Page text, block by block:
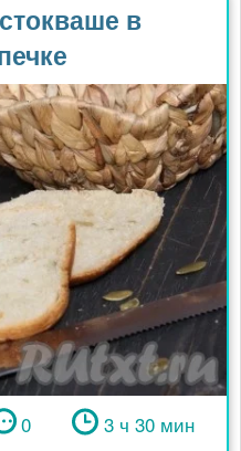
в
0 3 ч 30 мин